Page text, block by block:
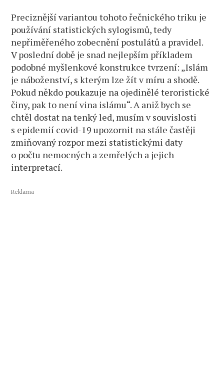
Preciznější variantou tohoto řečnického triku je
používání statistických sylogismů, tedy
nepřiměřeného zobecnění postulátů a pravidel.
V poslední době je snad nejlepším příkladem
podobné myšlenkové konstrukce tvrzení: „Islám
je náboženství, s kterým lze žít v míru a shodě.
Pokud někdo poukazuje na ojedinělé teroristické
činy, pak to není vina islámu“. A aniž bych se
chtěl dostat na tenký led, musím v souvislosti
s epidemií covid-19 upozornit na stále častěji
zmiňovaný rozpor mezi statistickými daty
o počtu nemocných a zemřelých a jejich
interpretací.
Reklama